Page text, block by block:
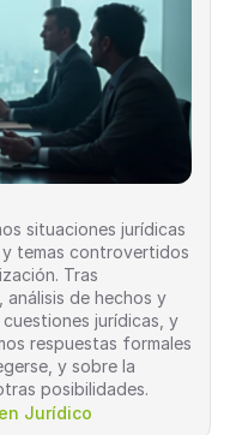
situaciones jurídicas
temas controvertidos
Tras
de hechos y
jurídicas, y
respuestas formales
y sobre la
posibilidades.
Jurídico